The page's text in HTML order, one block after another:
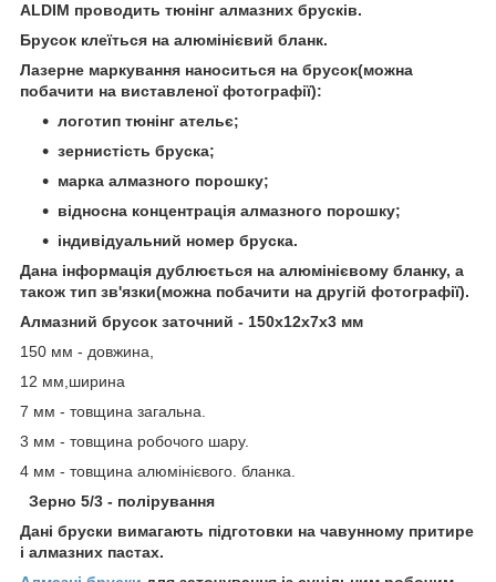
ALDIM проводить тюнінг алмазних брусків.
Брусок клеїться на алюмінієвий бланк.
Лазерне маркування наноситься на брусок(можна
побачити на виставленої фотографії):
логотип тюнінг ательє;
зернистість бруска;
марка алмазного порошку;
відносна концентрація алмазного порошку;
індивідуальний номер бруска.
Дана інформація дублюється на алюмінієвому бланку, а
також тип зв'язки(можна побачити на другій фотографії).
Алмазний брусок заточний - 150х12х7х3 мм
150 мм - довжина,
12 мм,ширина
7 мм - товщина загальна.
3 мм - товщина робочого шару.
4 мм - товщина алюмінієвого. бланка.
Зерно 5/3 - полірування
Дані бруски вимагають підготовки на чавунному притире
і алмазних пастах.